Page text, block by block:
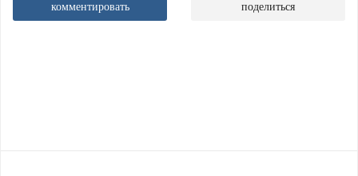
комментировать поделиться